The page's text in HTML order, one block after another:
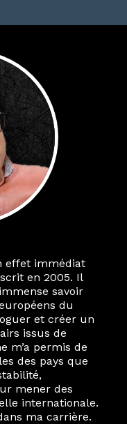
effet immédiat
en 2005. Il
savoir
du
et créer un
issus de
m’a permis de
des pays que
mener des
internationale.
ma carrière.